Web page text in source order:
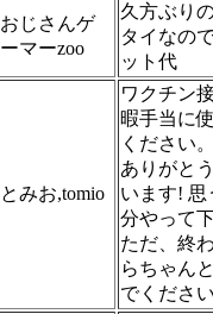
おじさんゲ
ーマーzoo
久方ぶり
タイなの
ット代
とみお,tomio
ワクチン
暇手当に
ください
ありがと
います! 思
分やって
ただ、終
らちゃん
でくださ